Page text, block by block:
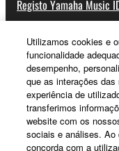
Registo Yamaha Music
Sobre a Yamaha
Portugal -
Negócio
Utilizamos cookies e
funcionalidade
desempenho,
que as interações
experiência de
transferimos
website com os
sociais e análises.
concorda com a